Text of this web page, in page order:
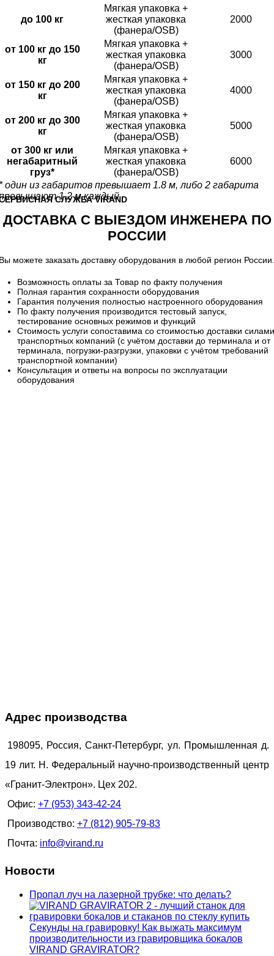
до 100 кг
Мягкая упаковка +
жесткая упаковка
(фанера/OSB)
2000
от 100 кг до 150
кг
Мягкая упаковка +
жесткая упаковка
(фанера/OSB)
3000
от 150 кг до 200
кг
Мягкая упаковка +
жесткая упаковка
(фанера/OSB)
4000
от 200 кг до 300
кг
Мягкая упаковка +
жесткая упаковка
(фанера/OSB)
5000
от 300 кг или
негабаритный
груз*
Мягкая упаковка +
жесткая упаковка
(фанера/OSB)
6000
один из габаритов превышает 1.8 м, либо 2 габарита
1.2 м каждый
СЛУЖБА VIRAND
ДОСТАВКА С ВЫЕЗДОМ ИНЖЕНЕРА ПО
РОССИИ
можете заказать доставку оборудования в любой регион России.
Возможность оплаты за Товар по факту получения
Полная гарантия сохранности оборудования
Гарантия получения полностью настроенного оборудования
По факту получения производится тестовый запуск,
тестирование основных режимов и функций
Стоимость услуги сопоставима со стоимостью доставки силами
транспортных компаний (с учётом доставки до терминала и от
терминала, погрузки-разгрузки, упаковки с учётом требований
транспортной компании)
Консультация и ответы на вопросы по эксплуатации
оборудования
Адрес производства
198095, Россия, Санкт-Петербург, ул. Промышленная д.
19 лит. Н. Федеральный научно-производственный центр
«Гранит-Электрон». Цех 202.
Офис: +7 (953) 343-42-24
Производство: +7 (812) 905-79-83
Почта: info@virand.ru
Новости
Пропал луч на лазерной трубке: что делать?
Секунды на гравировку! Как выжать максимум
производительности из гравировщика бокалов
VIRAND GRAVIRATOR?